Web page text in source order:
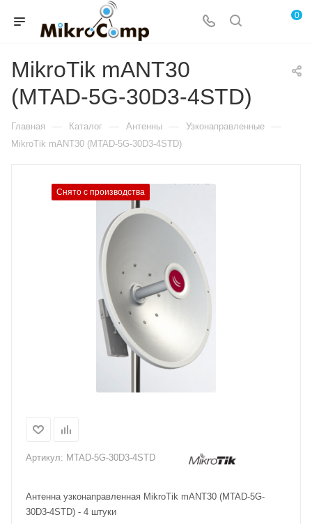
0
MikroTik mANT30
(MTAD-5G-30D3-4STD)
Главная — Каталог — Антенны — Узконаправленные —
MikroTik mANT30 (MTAD-5G-30D3-4STD)
Снято с производства
Артикул: MTAD-5G-30D3-4STD
Антенна узконаправленная MikroTik mANT30 (MTAD-5G-
30D3-4STD) - 4 штуки